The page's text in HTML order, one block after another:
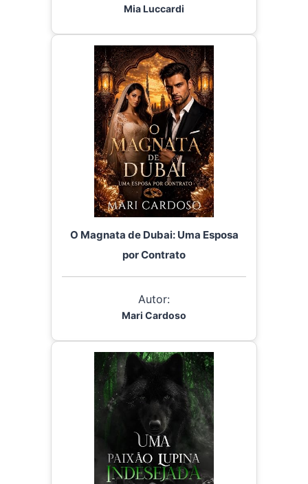
Mia Luccardi
O Magnata de Dubai: Uma Esposa
por Contrato
Autor:
Mari Cardoso